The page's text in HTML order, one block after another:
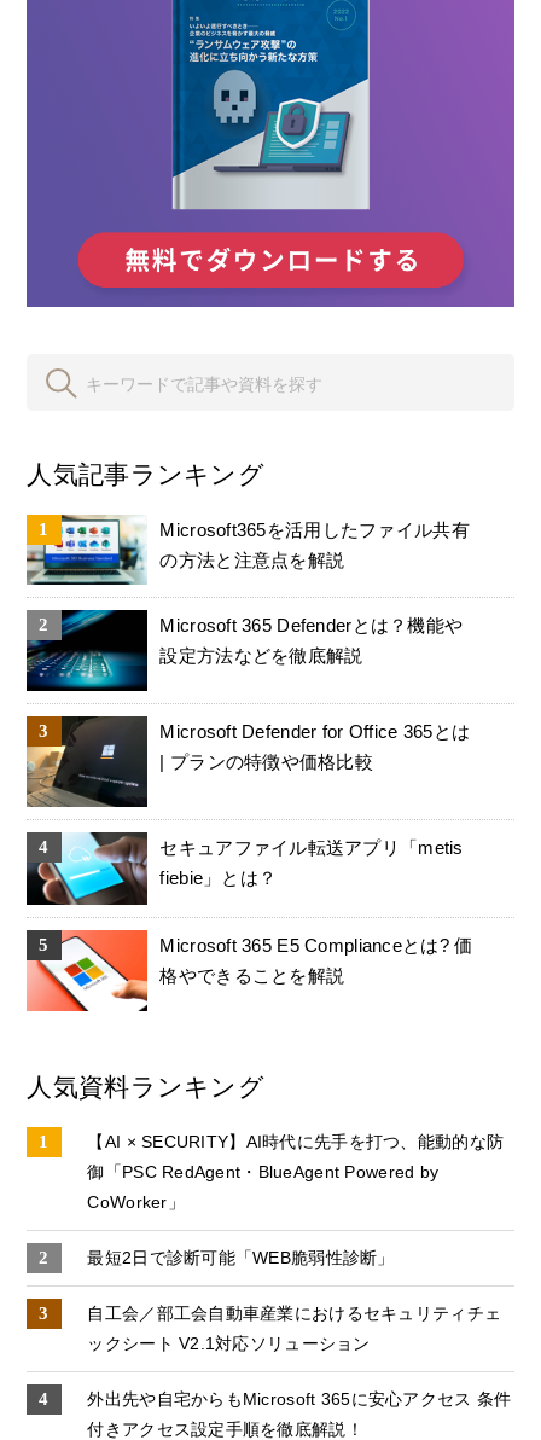
人気記事ランキング
Microsoft365を活用したファイル共有
の方法と注意点を解説
Microsoft 365 Defenderとは？機能や
設定方法などを徹底解説
Microsoft Defender for Office 365とは
| プランの特徴や価格比較
セキュアファイル転送アプリ「metis
fiebie」とは？
Microsoft 365 E5 Complianceとは? 価
格やできることを解説
人気資料ランキング
【AI × SECURITY】AI時代に先手を打つ、能動的な防
御「PSC RedAgent・BlueAgent Powered by
CoWorker」
最短2日で診断可能「WEB脆弱性診断」
自工会／部工会自動車産業におけるセキュリティチェ
ックシート V2.1対応ソリューション
外出先や自宅からもMicrosoft 365に安心アクセス 条件
付きアクセス設定手順を徹底解説！